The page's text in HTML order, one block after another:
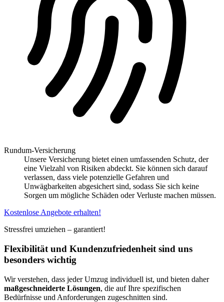
Rundum-Versicherung
Unsere Versicherung bietet einen umfassenden Schutz, der
eine Vielzahl von Risiken abdeckt. Sie können sich darauf
verlassen, dass viele potenzielle Gefahren und
Unwägbarkeiten abgesichert sind, sodass Sie sich keine
Sorgen um mögliche Schäden oder Verluste machen müssen.
Kostenlose Angebote erhalten!
Stressfrei umziehen – garantiert!
Flexibilität und Kundenzufriedenheit sind uns
besonders wichtig
Wir verstehen, dass jeder Umzug individuell ist, und bieten daher
maßgeschneiderte Lösungen, die auf Ihre spezifischen
Bedürfnisse und Anforderungen zugeschnitten sind.